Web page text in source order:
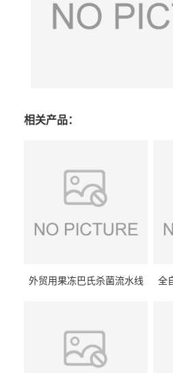
相关产品：
外贸用果冻巴氏杀菌流水线
全